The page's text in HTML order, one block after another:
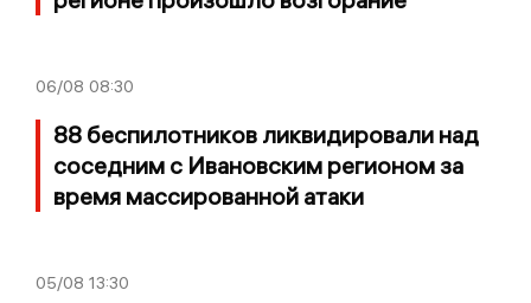
06/08 08:30
88 беспилотников ликвидировали над
соседним с Ивановским регионом за
время массированной атаки
05/08 13:30